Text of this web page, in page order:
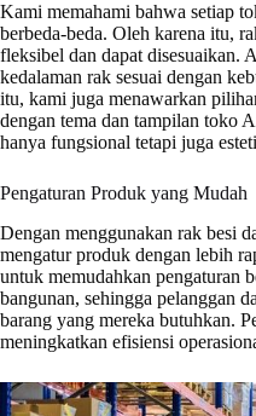
Kami memahami bahwa setiap
berbeda-beda. Oleh karena itu,
fleksibel dan dapat disesuaikan.
kedalaman rak sesuai dengan
itu, kami juga menawarkan
dengan tema dan tampilan toko
hanya fungsional tetapi juga
Pengaturan Produk yang Mudah
Dengan menggunakan rak besi
mengatur produk dengan lebih
untuk memudahkan pengaturan
bangunan, sehingga pelanggan
barang yang mereka butuhkan.
meningkatkan efisiensi